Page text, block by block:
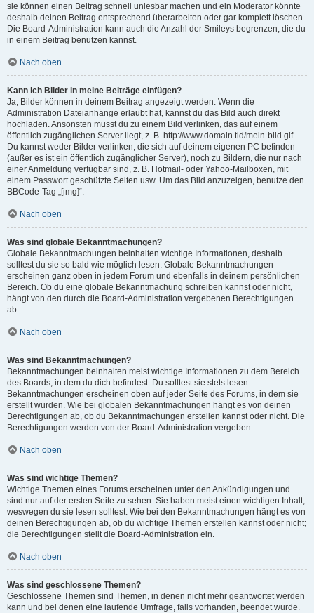
sie können einen Beitrag schnell unlesbar machen und ein Moderator könnte
deshalb deinen Beitrag entsprechend überarbeiten oder gar komplett löschen.
Die Board-Administration kann auch die Anzahl der Smileys begrenzen, die du
in einem Beitrag benutzen kannst.
Nach oben
Kann ich Bilder in meine Beiträge einfügen?
Ja, Bilder können in deinem Beitrag angezeigt werden. Wenn die
Administration Dateianhänge erlaubt hat, kannst du das Bild auch direkt
hochladen. Ansonsten musst du zu einem Bild verlinken, das auf einem
öffentlich zugänglichen Server liegt, z. B. http://www.domain.tld/mein-bild.gif.
Du kannst weder Bilder verlinken, die sich auf deinem eigenen PC befinden
(außer es ist ein öffentlich zugänglicher Server), noch zu Bildern, die nur nach
einer Anmeldung verfügbar sind, z. B. Hotmail- oder Yahoo-Mailboxen, mit
einem Passwort geschützte Seiten usw. Um das Bild anzuzeigen, benutze den
BBCode-Tag „[img]“.
Nach oben
Was sind globale Bekanntmachungen?
Globale Bekanntmachungen beinhalten wichtige Informationen, deshalb
solltest du sie so bald wie möglich lesen. Globale Bekanntmachungen
erscheinen ganz oben in jedem Forum und ebenfalls in deinem persönlichen
Bereich. Ob du eine globale Bekanntmachung schreiben kannst oder nicht,
hängt von den durch die Board-Administration vergebenen Berechtigungen
ab.
Nach oben
Was sind Bekanntmachungen?
Bekanntmachungen beinhalten meist wichtige Informationen zu dem Bereich
des Boards, in dem du dich befindest. Du solltest sie stets lesen.
Bekanntmachungen erscheinen oben auf jeder Seite des Forums, in dem sie
erstellt wurden. Wie bei globalen Bekanntmachungen hängt es von deinen
Berechtigungen ab, ob du Bekanntmachungen erstellen kannst oder nicht. Die
Berechtigungen werden von der Board-Administration vergeben.
Nach oben
Was sind wichtige Themen?
Wichtige Themen eines Forums erscheinen unter den Ankündigungen und
sind nur auf der ersten Seite zu sehen. Sie haben meist einen wichtigen Inhalt,
weswegen du sie lesen solltest. Wie bei den Bekanntmachungen hängt es von
deinen Berechtigungen ab, ob du wichtige Themen erstellen kannst oder nicht;
die Berechtigungen stellt die Board-Administration ein.
Nach oben
Was sind geschlossene Themen?
Geschlossene Themen sind Themen, in denen nicht mehr geantwortet werden
kann und bei denen eine laufende Umfrage, falls vorhanden, beendet wurde.